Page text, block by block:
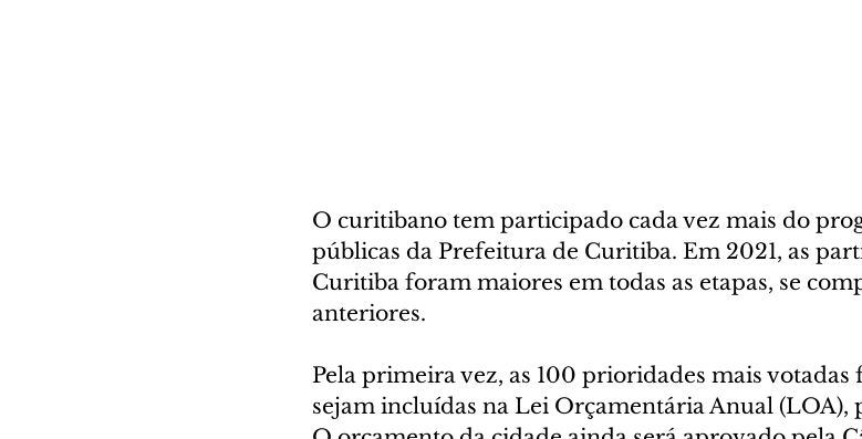
O curitibano tem participado cada vez mais do
públicas da Prefeitura de Curitiba. Em 2021, as
Curitiba foram maiores em todas as etapas, se
anteriores.
Pela primeira vez, as 100 prioridades mais votadas
sejam incluídas na Lei Orçamentária Anual (LOA),